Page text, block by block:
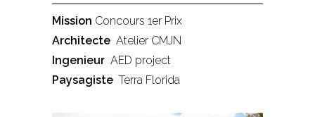
Mission Concours 1er Prix
Architecte Atelier CMJN
Ingenieur AED project
Paysagiste Terra Florida